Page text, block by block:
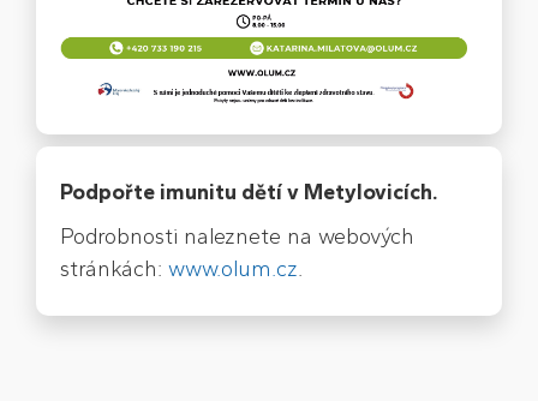
Podpořte imunitu dětí v Metylovicích.
Podrobnosti naleznete na webových
stránkách: www.olum.cz.